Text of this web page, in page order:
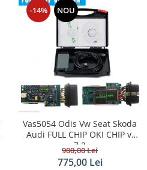
-14% NOU
Vas5054 Odis Vw Seat Skoda
Audi FULL CHIP OKI CHIP v.
7.2
900,00 Lei
775,00 Lei